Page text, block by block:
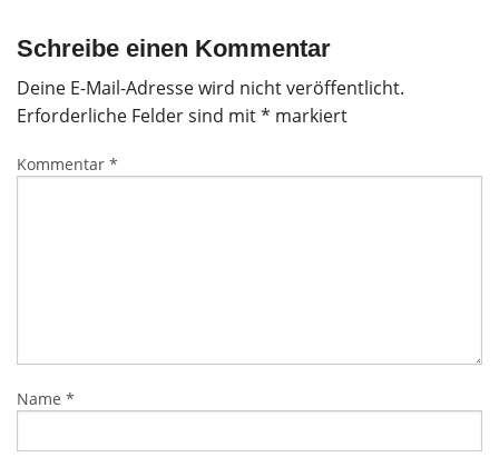
Schreibe einen Kommentar
Deine E-Mail-Adresse wird nicht veröffentlicht.
Erforderliche Felder sind mit* markiert
Kommentar *
Name *